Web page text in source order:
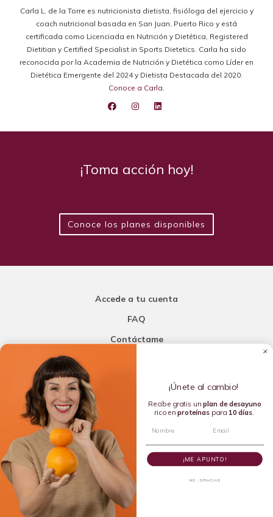
Carla L. de la Torre es nutricionista dietista, fisióloga del ejercicio y
coach nutricional basada en San Juan, Puerto Rico y está
certificada como Licenciada en Nutrición y Dietética, Registered
Dietitian y Certified Specialist in Sports Dietetics. Carla ha sido
reconocida por la Academia de Nutrición y Dietética como Líder en
Dietética Emergente del 2024 y Dietista Destacada del 2020.
Conoce a Carla.
¡Toma acción hoy!
Conoce los planes disponibles
Accede a tu cuenta
FAQ
Contáctame
Añade una porción de inteligencia a tu nutrición
Copyright © 2016-2026 Carla L. de la Torre. All rights reserved.
Dietista Destacada del 2020 y Líder en Dietética Emergente del
2024 por la Academia de Nutrición y Dietética
¡Únete al cambio!
Recibe gratis unplan de desayuno
rico enproteínaspara 10 días.
¡ME APUNTO!
NO, GRACIAS